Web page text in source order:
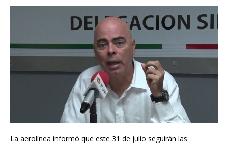
La aerolínea informó que este 31 de julio seguirán las